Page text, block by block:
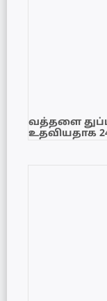
வத்தளை
உதவியதாக